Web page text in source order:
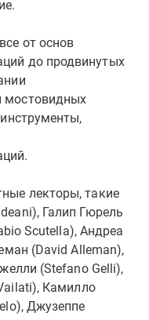
от основ
до продвинутых
мостовидных
лекторы, такие
Галип Гюрель
Scutella), Андреа
(David Alleman),
(Stefano Gelli),
Камилло
Джузеппе